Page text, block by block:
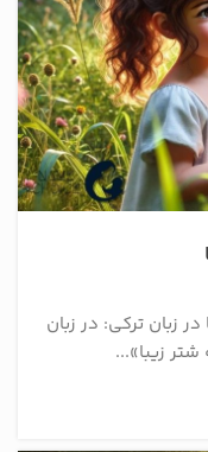
زبان ترکی: در زبان
شتر زیبا»...